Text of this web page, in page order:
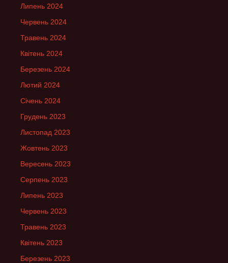
Липень 2024
Червень 2024
Травень 2024
Квітень 2024
Березень 2024
Лютий 2024
Січень 2024
Грудень 2023
Листопад 2023
Жовтень 2023
Вересень 2023
Серпень 2023
Липень 2023
Червень 2023
Травень 2023
Квітень 2023
Березень 2023